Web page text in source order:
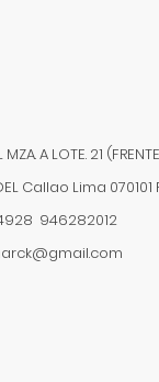
MZA. A LOTE. 21
Callao Lima 070101
946282012